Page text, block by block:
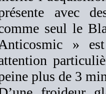
avec
seul le
»
plus de 3